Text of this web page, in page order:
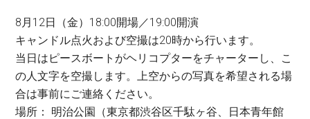
8月12日（金）18:00開場／19:00開演
キャンドル点火および空撮は20時から行います。
当日はピースボートがヘリコプターをチャーターし、こ
の人文字を空撮します。上空からの写真を希望される場
合は事前にご連絡ください。
場所： 明治公園（東京都渋谷区千駄ヶ谷、日本青年館